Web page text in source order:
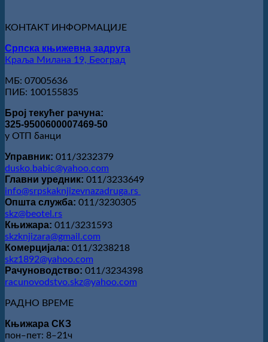
КОНТАКТ ИНФОРМАЦИЈЕ
Српска књижевна задруга
Краља Милана 19, Београд
МБ: 07005636
ПИБ: 100155835
Број текућег рачуна:
325-9500600007469-50
у ОТП банци
Управник: 011/3232379
dusko.babic@yahoo.com
Главни уредник: 011/3233649
info@srpskaknjizevnazadruga.rs
Општа служба: 011/3230305
skz@beotel.rs
Књижара: 011/3231593
skzknjizara@gmail.com
Комерцијала: 011/3238218
skz1892@yahoo.com
Рачуноводство: 011/3234398
racunovodstvo.skz@yahoo.com
РАДНО ВРЕМЕ
Књижара СКЗ
пон‒пет: 8‒21ч